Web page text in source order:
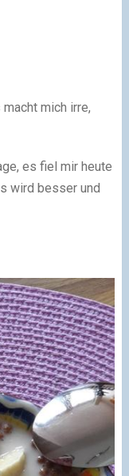
mich irre,
es fiel mir heute
wird besser und